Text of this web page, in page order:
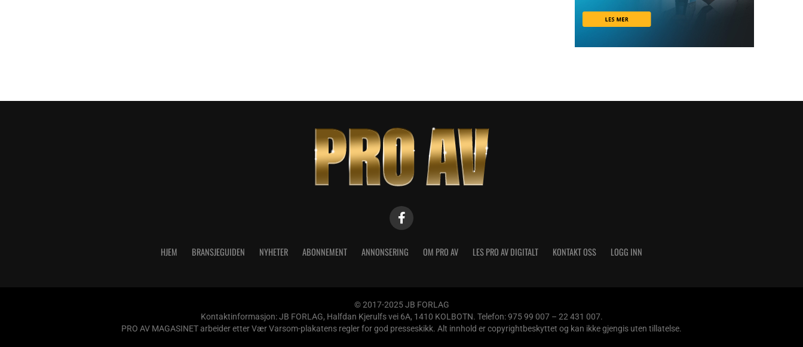
HJEM BRANSJEGUIDEN NYHETER ABONNEMENT ANNONSERING OM PRO AV LES PRO AV DIGITALT KONTAKT OSS LOGG INN
© 2017-2025 JB FORLAG
Kontaktinformasjon: JB FORLAG, Halfdan Kjerulfs vei 6A, 1410 KOLBOTN. Telefon: 975 99 007 – 22 431 007.
PRO AV MAGASINET arbeider etter Vær Varsom-plakatens regler for god presseskikk. Alt innhold er copyrightbeskyttet og kan ikke gjengis uten tillatelse.